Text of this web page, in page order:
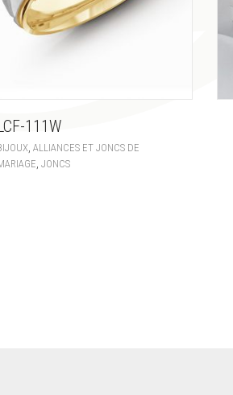
111W
, ALLIANCES ET JONCS DE
, JONCS